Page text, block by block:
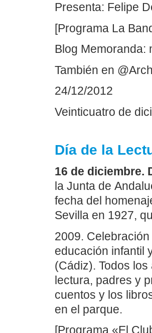
Presenta: Felipe
[Programa La
Blog Memoranda:
También en
24/12/2012
Veinticuatro de
Día de la
16 de diciembre.
la Junta de
fecha del
Sevilla en 1927,
2009.
educación infantil
(Cádiz). Todos
lectura, padres y
cuentos y los
en el parque.
[Programa «El